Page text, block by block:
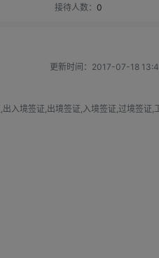
接待人数：0
更新时间： 2017-07-18
入境签证,出境签证,入境签证,过境签证,